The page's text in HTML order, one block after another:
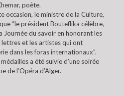
poète.
occasion, le ministre de la Culture,
“le président Bouteflika célèbre,
Journée du savoir en honorant les
lettres et les artistes qui ont
dans les foras internationaux”.
a été suivie d’une soirée
de l’Opéra d’Alger.